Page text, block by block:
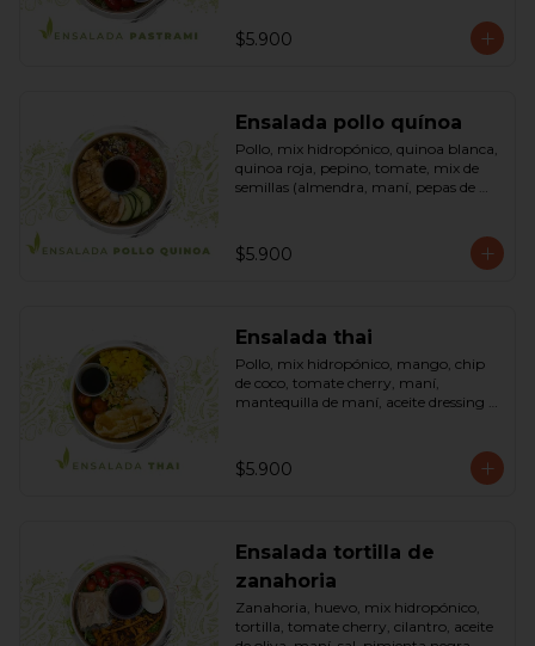
(vinagre de vino blanco, azúcar,
mostaza). Bowl.
$5.900
Ensalada pollo quínoa
Pollo, mix hidropónico, quinoa blanca,
quinoa roja, pepino, tomate, mix de
semillas (almendra, maní, pepas de
mostaza (salsa de soya, azúcar, limón,
aceite de sésamo y mostaza). Bowl.
$5.900
Ensalada thai
Pollo, mix hidropónico, mango, chip
de coco, tomate cherry, maní,
mantequilla de maní, aceite dressing
$5.900
Ensalada tortilla de
zanahoria
Zanahoria, huevo, mix hidropónico,
tortilla, tomate cherry, cilantro, aceite